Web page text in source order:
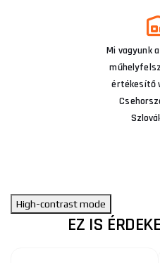
Mi vagyunk
értékesítő
High-contrast mode
EZ IS